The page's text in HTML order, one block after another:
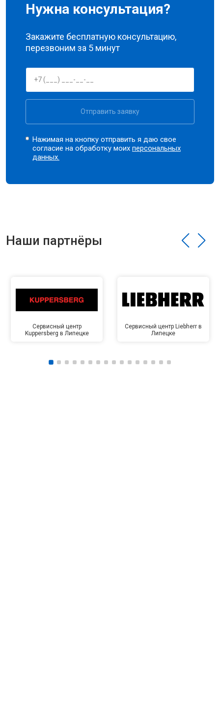
Нужна консультация?
Закажите бесплатную консультацию,
перезвоним за 5 минут
Отправить заявку
Нажимая на кнопку отправить я даю свое
согласие на обработку моихперсональных
данных.
Наши партнёры
Сервисный центр
Kuppersberg в Липецке
Сервисный центр Liebherr в
Липецке